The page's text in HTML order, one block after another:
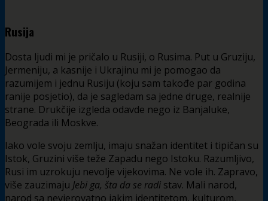
Rusija
Dosta ljudi mi je pričalo u Rusiji, o Rusima. Put u Gruziju,
Jermeniju, a kasnije i Ukrajinu mi je pomogao da
razumijem i jednu Rusiju (koju sam takođe par godina
ranije posjetio), da je sagledam sa jedne druge, realnije
strane. Drukčije izgleda odavde nego iz Banjaluke,
Beograda ili Moskve.
Iako vole svoju zemlju, imaju snažan identitet i tipičan su
Istok, Gruzini više teže Zapadu nego Istoku. Razumljivo,
Rusi im uzrokuju nevolje vijekovima. Ne vole ih. Zapravo,
više zauzimaju Jebi ga, šta da se radi stav. Mali narod,
narod sa nevjerovatno jakim identitetom, kulturom,